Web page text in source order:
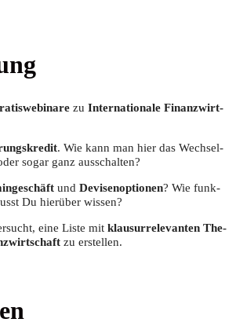
zu Inter­na­tio­na­le Finanz­wirt­
. Wie kann man hier das Wech­sel­
sogar ganz ausschalten?
und Devi­sen­op­tio­nen? Wie funk­
Du hier­über wissen?
eine Lis­te mit klau­sur­re­le­van­ten The­
zu erstellen.